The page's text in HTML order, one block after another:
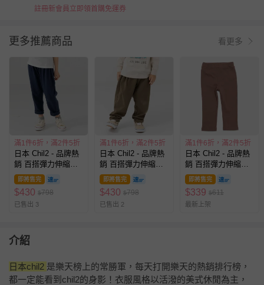
註冊新會員立即領首購免運券
更多推薦商品 看更多
滿1件6折，滿2件5折
日本 Chil2 - 品牌熱
銷 百搭彈力伸縮燈
籠長褲-海軍藍
即將售完
$430 $798
已售出 3
滿1件6折，滿2件5折
日本 Chil2 - 品牌熱
銷 百搭彈力伸縮燈
籠長褲-軍綠
即將售完
$430 $798
已售出 2
滿1件6折，滿2件5折
日本 Chil2 - 品牌熱
銷 百搭彈力伸縮長
褲-淺摩卡棕
即將售完
$339 $611
最新上架
介紹
日本chil2 是樂天榜上的常勝軍，每天打開樂天的熱銷排行榜，
都一定能看到chil2的身影！衣服風格以活潑的美式休閒為主，